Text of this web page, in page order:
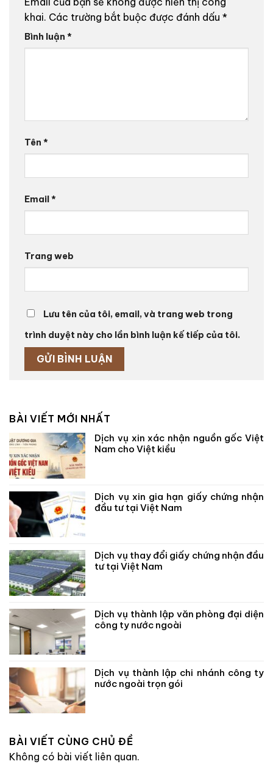
khai. Các trường bắt buộc được đánh dấu *
Bình luận *
Tên *
Email*
Trang web
Lưu tên của tôi, email, và trang web trong
trình duyệt này cho lần bình luận kế tiếp của tôi.
BÀI VIẾT MỚI NHẤT
Dịch vụ xin xác nhận nguồn gốc Việt
Nam cho Việt kiều
Dịch vụ xin gia hạn giấy chứng nhận
đầu tư tại Việt Nam
Dịch vụ thay đổi giấy chứng nhận đầu
tư tại Việt Nam
Dịch vụ thành lập văn phòng đại diện
công ty nước ngoài
Dịch vụ thành lập chi nhánh công ty
nước ngoài trọn gói
BÀI VIẾT CÙNG CHỦ ĐỀ
Không có bài viết liên quan.